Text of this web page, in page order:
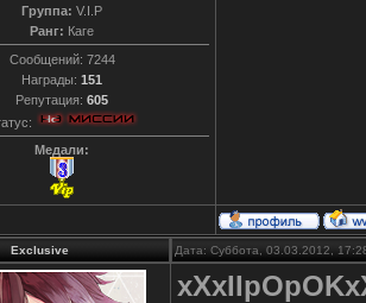
Группа: V.I.P
Ранг: Каге
Сообщений: 7244
Награды: 151
Репутация: 605
Медали:
Exclusive Дата: Суббота, 03.03.2012,